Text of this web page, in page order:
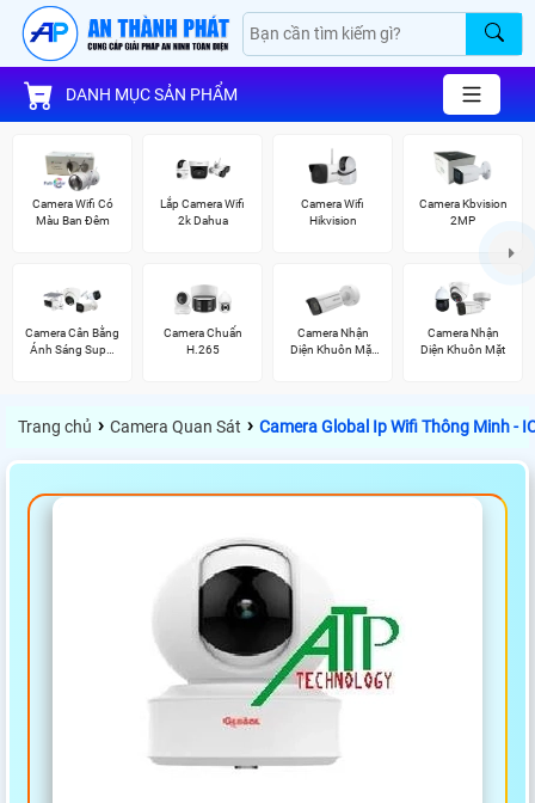
DANH MỤC SẢN PHẨM
Camera Wifi Có
Màu Ban Đêm
Lắp Camera Wifi
2k Dahua
Camera Wifi
Hikvision
Camera Kbvision
2MP
Camera Cân Bằng
Ánh Sáng Super
Camera Chuẩn
H.265
Camera Nhận
Diện Khuôn Mặt
Camera Nhận
Diện Khuôn Mặt
Trang chủ › Camera Quan Sát › Camera Global Ip Wifi Thông Minh -